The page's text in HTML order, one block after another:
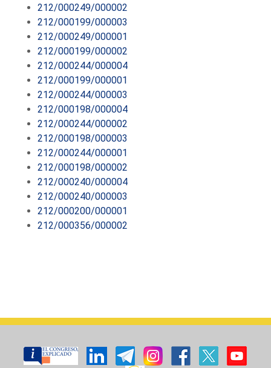
212/000249/000002
212/000199/000003
212/000249/000001
212/000199/000002
212/000244/000004
212/000199/000001
212/000244/000003
212/000198/000004
212/000244/000002
212/000198/000003
212/000244/000001
212/000198/000002
212/000240/000004
212/000240/000003
212/000200/000001
212/000356/000002